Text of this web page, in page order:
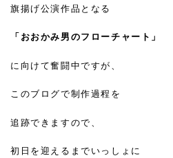
旗揚げ公演作品となる
「おおかみ男のフローチャート」
に向けて奮闘中ですが、
このブログで制作過程を
追跡できますので、
初日を迎えるまでいっしょに